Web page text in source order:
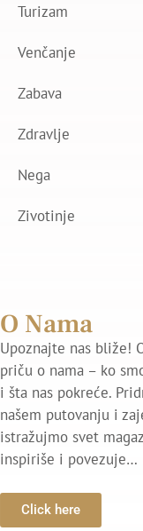
Turizam
Venčanje
Zabava
Zdravlje
Nega
Zivotinje
O Nama
Upoznajte nas bliže!
priču o nama – ko
i šta nas pokreće.
našem putovanju i
istražujmo svet
inspiriše i povezuje…
Click here